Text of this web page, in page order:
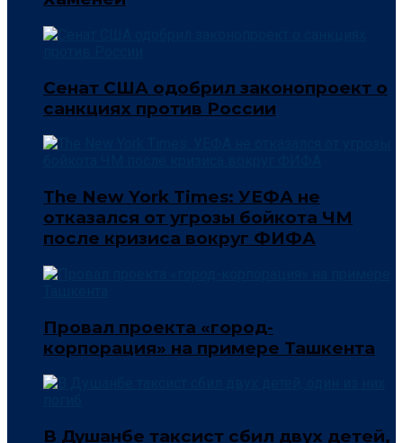
Сенат США одобрил законопроект о
санкциях против России
The New York Times: УЕФА не
отказался от угрозы бойкота ЧМ
после кризиса вокруг ФИФА
Провал проекта «город-
корпорация» на примере Ташкента
В Душанбе таксист сбил двух детей,